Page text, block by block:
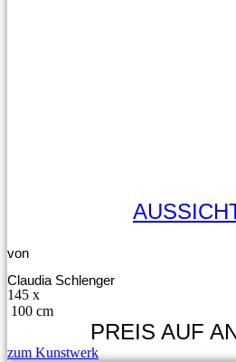
von
Claudia Schlenger
145 x
100 cm
PREIS AUF
zum Kunstwerk